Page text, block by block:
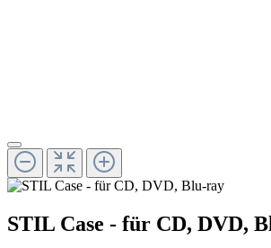
STIL Case - für CD, DVD,